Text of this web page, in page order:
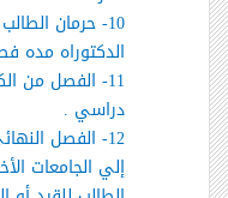
10- حرمان
الدكتوراه مده
11- الفصل من
دراسي .
12- الفصل
إلي الجامعات